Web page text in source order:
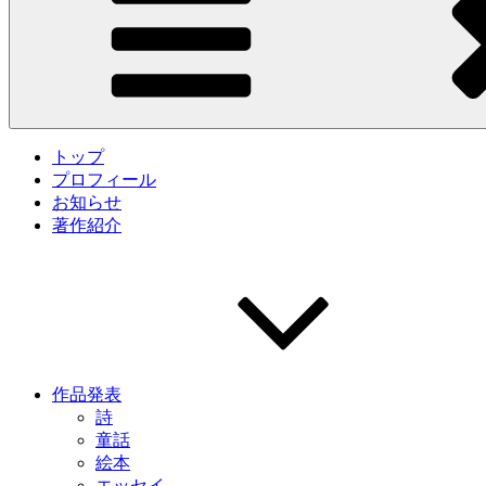
トップ
プロフィール
お知らせ
著作紹介
作品発表
詩
童話
絵本